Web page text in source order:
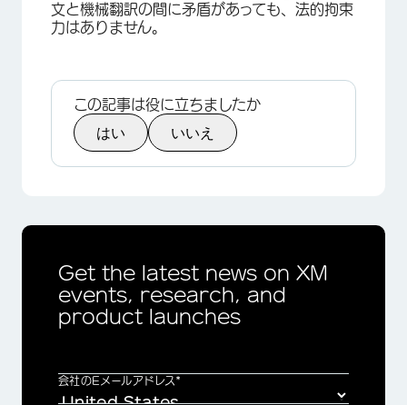
×
文と機械翻訳の間に矛盾があっても、法的拘束
力はありません。
この記事は役に立ちましたか
はい いいえ
Get the latest news on XM
events, research, and
product launches
会社のEメールアドレス*